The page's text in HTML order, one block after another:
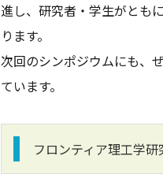
進し、研究者・学生がとも
ります。
次回のシンポジウムにも、
ています。
フロンティア理工学